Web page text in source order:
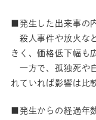
■発生した出来事の
殺人事件や放火な
きく、価格低下幅も
一方で、孤独死や
れていれば影響は比
■発生からの経過年